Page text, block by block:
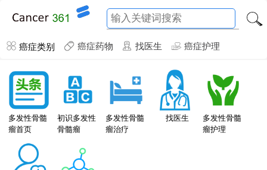
癌症类别 癌症药物 找医生 癌症护理
多发性骨髓
瘤首页
初识多发性
骨髓瘤
多发性骨髓
瘤治疗
找医生
多发性骨髓
瘤护理